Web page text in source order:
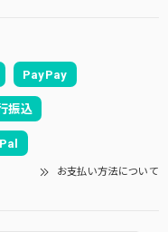
PayPay
振込
お支払い方法について